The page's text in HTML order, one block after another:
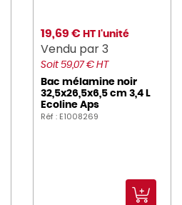
19,69 € HT l'unité
Vendu par 3
Soit 59,07 € HT
Bac mélamine noir
32,5x26,5x6,5 cm 3,4 L
Ecoline Aps
Réf : E1008269